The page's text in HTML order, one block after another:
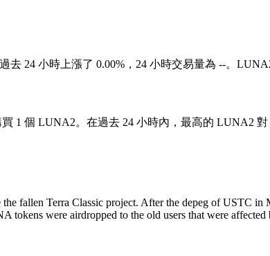
去 24 小時上漲了 0.00%，24 小時交易量為 --。
1 個 LUNA2。在過去 24 小時內，最高的 LUNA2
fallen Terra Classic project. After the depeg of USTC
were airdropped to the old users that were affected